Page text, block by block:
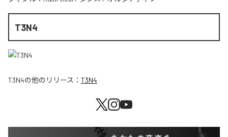
T3N4
T3N4の他のリリース： T3N4